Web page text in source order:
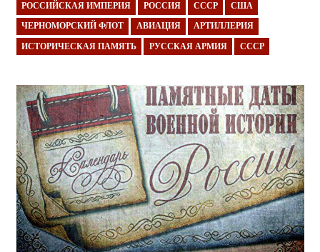
РОССИЙСКАЯ ИМПЕРИЯ РОССИЯ СССР США
ЧЕРНОМОРСКИЙ ФЛОТ АВИАЦИЯ АРТИЛЛЕРИЯ
ИСТОРИЧЕСКАЯ ПАМЯТЬ РУССКАЯ АРМИЯ СССР